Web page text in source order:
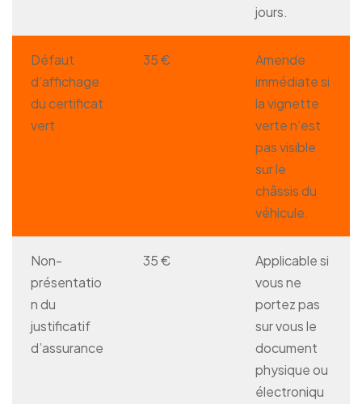
jours.
Défaut
d’affichage
du certificat
vert
35 €
Amende
immédiate si
la vignette
verte n’est
pas visible
sur le
châssis du
véhicule.
Non-
présentatio
n du
justificatif
d’assurance
35 €
Applicable si
vous ne
portez pas
sur vous le
document
physique ou
électroniqu